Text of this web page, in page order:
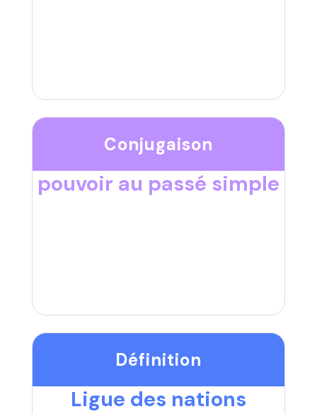
Conjugaison
pouvoir au passé simple
Définition
Ligue des nations